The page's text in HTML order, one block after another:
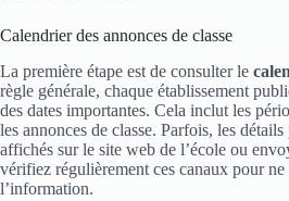
Calendrier des annonces de classe
La première étape est de consulter le
règle générale, chaque établissement
des dates importantes. Cela inclut les
les annonces de classe. Parfois, les
affichés sur le site web de l’école ou
vérifiez régulièrement ces canaux pour ne
l’information.